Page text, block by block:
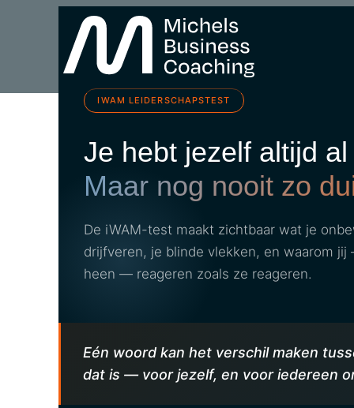
IWAM LEIDERSCHAPSTEST
Je hebt jezelf altijd
Maar nog nooit zo
De iWAM-test maakt zichtbaar wat je
drijfveren, je blinde vlekken, en waarom
heen — reageren zoals ze reageren.
Eén woord kan het verschil maken
dat is — voor jezelf, en voor iedereen